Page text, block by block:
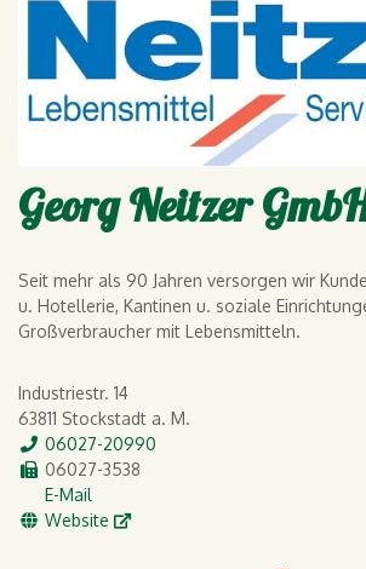
Georg Neitzer
Seit mehr als 90 Jahren versorgen wir
u. Hotellerie, Kantinen u. soziale
Großverbraucher mit Lebensmitteln.
Industriestr. 14
63811 Stockstadt a. M.
Tel.
06027-20990
Fax
06027-3538
E-Mail
E-Mail
WWW
Website